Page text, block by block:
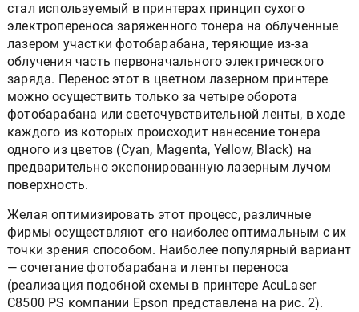
стал используемый в принтерах принцип сухого
электропереноса заряженного тонера на облученные
лазером участки фотобарабана, теряющие из-за
облучения часть первоначального электрического
заряда. Перенос этот в цветном лазерном принтере
можно осуществить только за четыре оборота
фотобарабана или светочувствительной ленты, в ходе
каждого из которых происходит нанесение тонера
одного из цветов (Cyan, Magenta, Yellow, Black) на
предварительно экспонированную лазерным лучом
поверхность.
Желая оптимизировать этот процесс, различные
фирмы осуществляют его наиболее оптимальным с их
точки зрения способом. Наиболее популярный вариант
— сочетание фотобарабана и ленты переноса
(реализация подобной схемы в принтере AcuLaser
C8500 PS компании Epson представлена на рис. 2).